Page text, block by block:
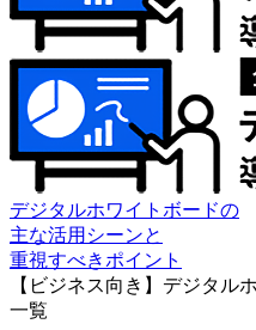
デジタルホワイトボードの
主な活用シーンと
重視すべきポイント
【ビジネス向き】デジタル
一覧